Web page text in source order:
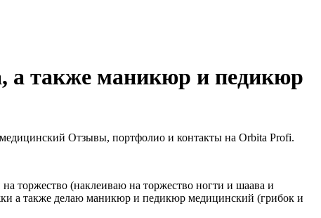
а также маникюр и педикюр
Отзывы, портфолио и контакты на Orbita Profi.
торжество (наклеиваю на торжество ногти и шаава и
а также делаю маникюр и педикюр медицинский (грибок и